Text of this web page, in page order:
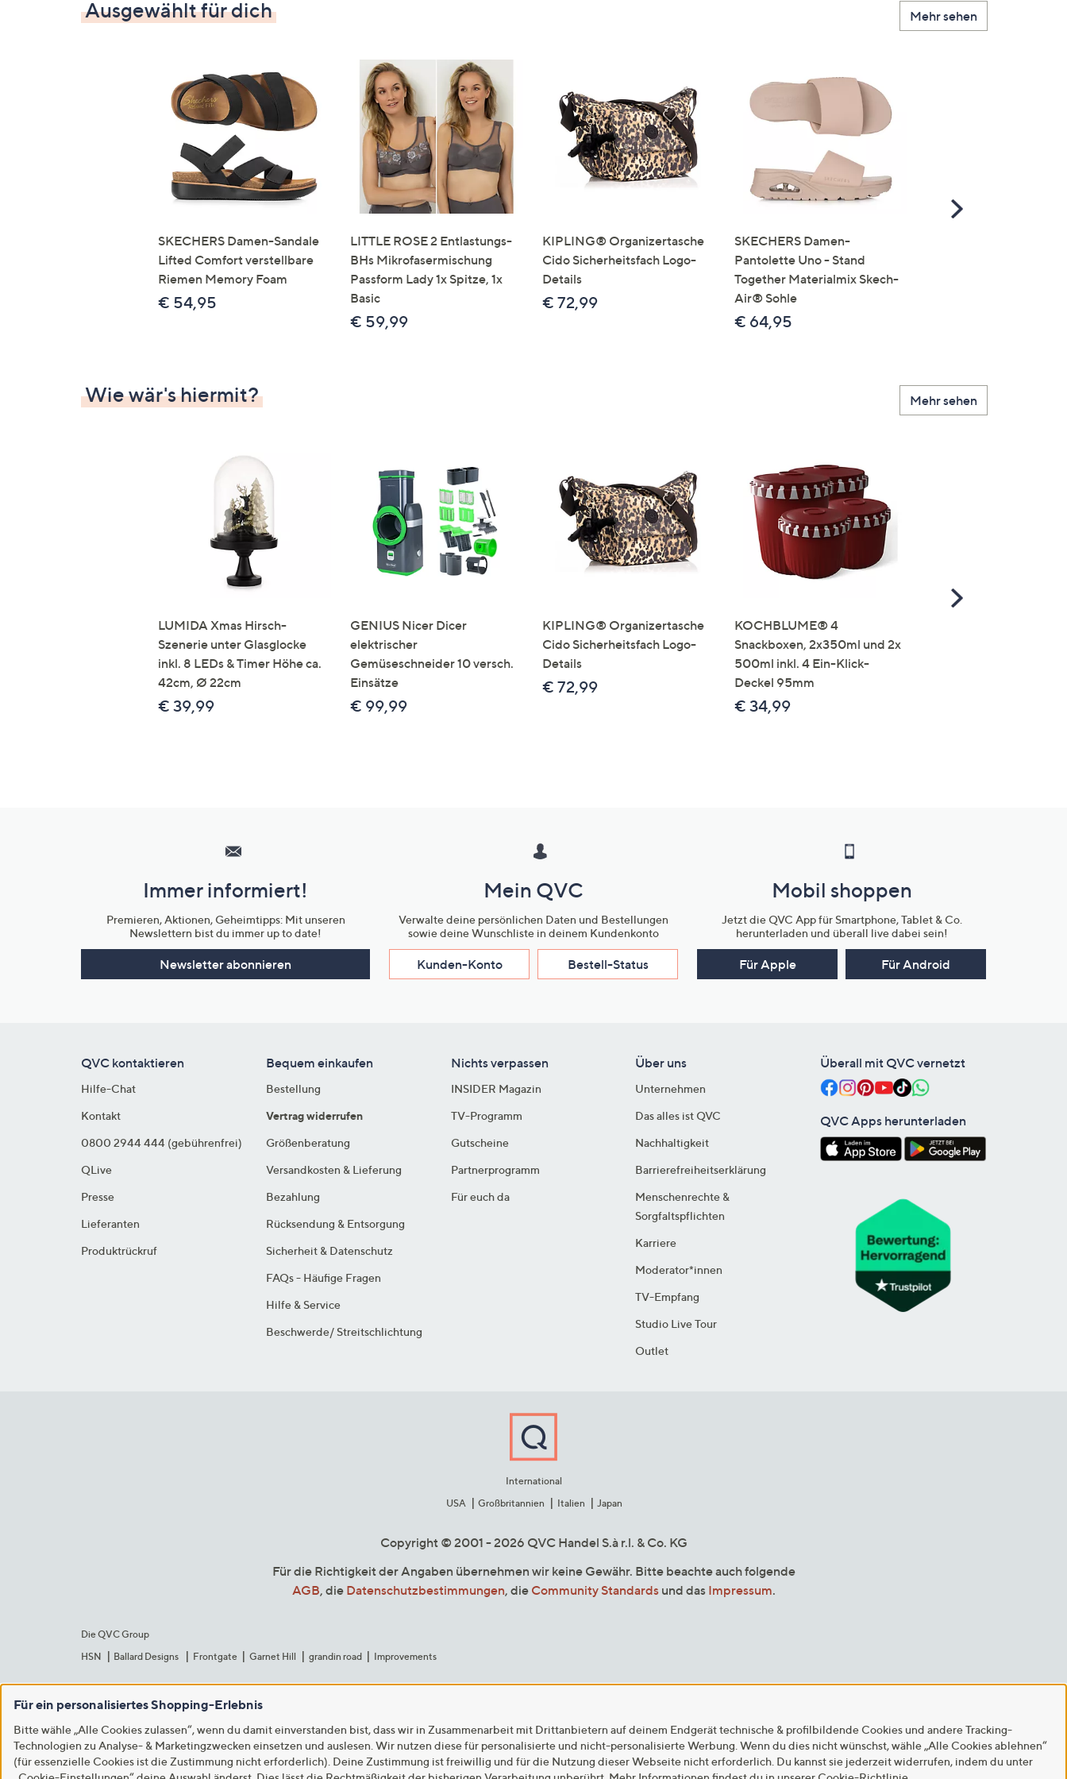
Ausgewählt für dich Mehr sehen
SKECHERS Damen-Sandale
Lifted Comfort verstellbare
Riemen Memory Foam
€ 54,95
LITTLE ROSE 2 Entlastungs-
BHs Mikrofasermischung
Passform Lady 1x Spitze, 1x
Basic
€ 59,99
KIPLING® Organizertasche
Cido Sicherheitsfach Logo-
Details
€ 72,99
SKECHERS Damen-
Pantolette Uno - Stand
Together Materialmix Skech-
Air® Sohle
€ 64,95
Scroll
Wie wär's hiermit? Mehr sehen
LUMIDA Xmas Hirsch-
Szenerie unter Glasglocke
inkl. 8 LEDs & Timer Höhe ca.
42cm, Ø 22cm
€ 39,99
GENIUS Nicer Dicer
elektrischer
Gemüseschneider 10 versch.
Einsätze
€ 99,99
KIPLING® Organizertasche
Cido Sicherheitsfach Logo-
Details
€ 72,99
KOCHBLUME® 4
Snackboxen, 2x350ml und 2x
500ml inkl. 4 Ein-Klick-
Deckel 95mm
€ 34,99
Scroll
Unternehmensinformationen
Immer informiert!
Premieren, Aktionen, Geheimtipps: Mit unseren
Newslettern bist du immer up to date!
Newsletter abonnieren
Mein QVC
Verwalte deine persönlichen Daten und Bestellungen
sowie deine Wunschliste in deinem Kundenkonto
Kunden-Konto Bestell-Status
Mobil shoppen
Jetzt die QVC App für Smartphone, Tablet & Co.
herunterladen und überall live dabei sein!
Für Apple Für Android
QVC kontaktieren
Hilfe-Chat
Kontakt
0800 2944 444 (gebührenfrei)
QLive
Presse
Lieferanten
Produktrückruf
Bequem einkaufen
Bestellung
Vertrag widerrufen
Größenberatung
Versandkosten & Lieferung
Bezahlung
Rücksendung & Entsorgung
Sicherheit & Datenschutz
FAQs - Häufige Fragen
Hilfe & Service
Beschwerde/ Streitschlichtung
Nichts verpassen
INSIDER Magazin
TV-Programm
Gutscheine
Partnerprogramm
Für euch da
Über uns
Unternehmen
Das alles ist QVC
Nachhaltigkeit
Barrierefreiheitserklärung
Menschenrechte &
Sorgfaltspflichten
Karriere
Moderator*innen
TV-Empfang
Studio Live Tour
Outlet
Überall mit QVC vernetzt
QVC Apps herunterladen
International
USA
Großbritannien Italien Japan
Copyright © 2001 - 2026 QVC Handel S.à r.l. & Co. KG
Für die Richtigkeit der Angaben übernehmen wir keine Gewähr. Bitte beachte auch folgende
AGB, die Datenschutzbestimmungen, die Community Standardsund das Impressum.
Die QVC Group
HSN
Ballard Designs Frontgate Garnet Hill grandin road Improvements
Für ein personalisiertes Shopping-Erlebnis
Bitte wähle „Alle Cookies zulassen“, wenn du damit einverstanden bist, dass wir in Zusammenarbeit mit Drittanbietern auf deinem Endgerät technische & profilbildende Cookies und andere Tracking-
Technologien zu Analyse- & Marketingzwecken einsetzen und auslesen. Wir nutzen diese für personalisierte und nicht-personalisierte Werbung. Wenn du dies nicht wünschst, wähle „Alle Cookies ablehnen“
(für essenzielle Cookies ist die Zustimmung nicht erforderlich). Deine Zustimmung ist freiwillig und für die Nutzung dieser Webseite nicht erforderlich. Du kannst sie jederzeit widerrufen, indem du unter